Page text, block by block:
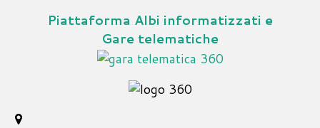
Piattaforma Albi informatizzati e
Gare telematiche